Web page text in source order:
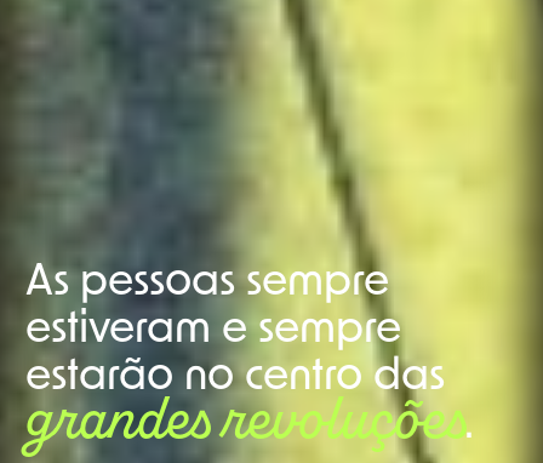
As pessoas sempre
estiveram e sempre
estarão no centro das
grandes revoluções.